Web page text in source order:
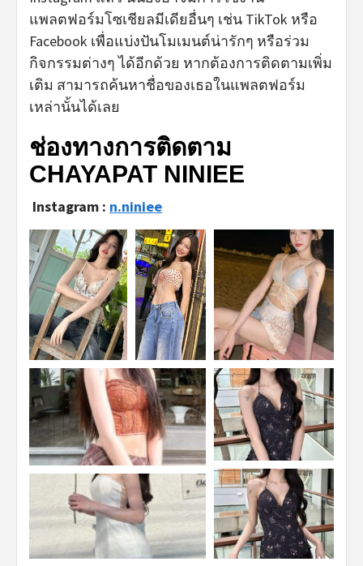
แพลตฟอร์มโซเชียลมีเดียอื่นๆ เช่น TikTok หรือ
Facebook เพื่อแบ่งปันโมเมนต์น่ารักๆ หรือร่วม
กิจกรรมต่างๆ ได้อีกด้วย หากต้องการติดตามเพิ่ม
เติม สามารถค้นหาชื่อของเธอในแพลตฟอร์ม
เหล่านั้นได้เลย
ช่องทางการติดตาม
CHAYAPAT NINIEE
Instagram : n.niniee